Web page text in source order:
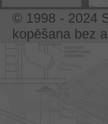
© 1998 - 2024
kopēšana bez